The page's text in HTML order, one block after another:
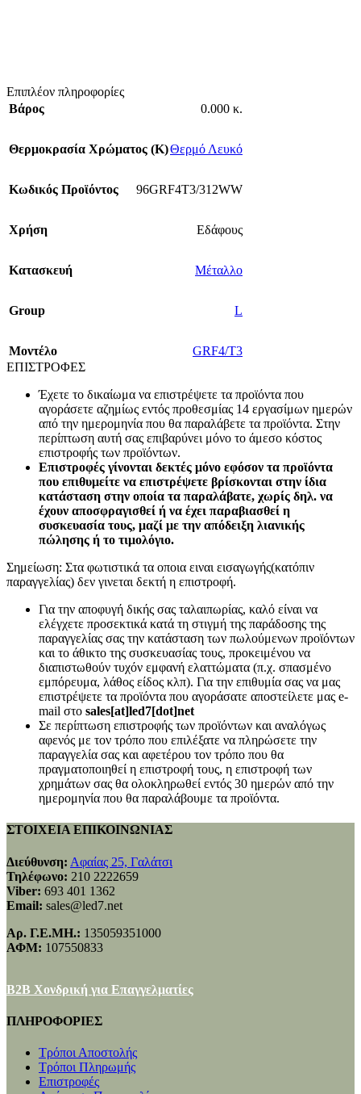
Επιπλέον πληροφορίες
Βάρος
0.000 κ.
Θερμοκρασία Χρώματος (Κ)Θερμό Λευκό
Κωδικός Προϊόντος 96GRF4T3/312WW
Χρήση Εδάφους
Κατασκευή Μέταλλο
Group L
Mοντέλο
GRF4/Т3
ΕΠΙΣΤΡΟΦΕΣ
Έχετε το δικαίωμα να επιστρέψετε τα προϊόντα που
αγοράσετε αζημίως εντός προθεσμίας 14 εργασίμων ημερών
από την ημερομηνία που θα παραλάβετε τα προϊόντα. Στην
περίπτωση αυτή σας επιβαρύνει μόνο το άμεσο κόστος
επιστροφής των προϊόντων.
Επιστροφές γίνονται δεκτές μόνο εφόσον τα προϊόντα
που επιθυμείτε να επιστρέψετε βρίσκονται στην ίδια
κατάσταση στην οποία τα παραλάβατε, χωρίς δηλ. να
έχουν αποσφραγισθεί ή να έχει παραβιασθεί η
συσκευασία τους, μαζί με την απόδειξη λιανικής
πώλησης ή το τιμολόγιο.
Σημείωση: Στα φωτιστικά τα οποια ειναι εισαγωγής(κατόπιν
παραγγελίας) δεν γινεται δεκτή η επιστροφή.
Για την αποφυγή δικής σας ταλαιπωρίας, καλό είναι να
ελέγχετε προσεκτικά κατά τη στιγμή της παράδοσης της
παραγγελίας σας την κατάσταση των πωλούμενων προϊόντων
και το άθικτο της συσκευασίας τους, προκειμένου να
διαπιστωθούν τυχόν εμφανή ελαττώματα (π.χ. σπασμένο
εμπόρευμα, λάθος είδος κλπ). Για την επιθυμία σας να μας
επιστρέψετε τα προϊόντα που αγοράσατε αποστείλετε μας e-
mail στο sales[at]led7[dot]net
Σε περίπτωση επιστροφής των προϊόντων και αναλόγως
αφενός με τον τρόπο που επιλέξατε να πληρώσετε την
παραγγελία σας και αφετέρου τον τρόπο που θα
πραγματοποιηθεί η επιστροφή τους, η επιστροφή των
χρημάτων σας θα ολοκληρωθεί εντός 30 ημερών από την
ημερομηνία που θα παραλάβουμε τα προϊόντα.
ΣΤΟΙΧΕΙΑ ΕΠΙΚΟΙΝΩΝΙΑΣ
Διεύθυνση: Αφαίας 25, Γαλάτσι
Τηλέφωνο: 210 2222659
Viber: 693 401 1362
Email: sales@led7.net
Αρ. Γ.Ε.ΜΗ.: 135059351000
ΑΦΜ: 107550833
B2B Χονδρική για Επαγγελματίες
ΠΛΗΡΟΦΟΡΙΕΣ
Τρόποι Αποστολής
Τρόποι Πληρωμής
Επιστροφές